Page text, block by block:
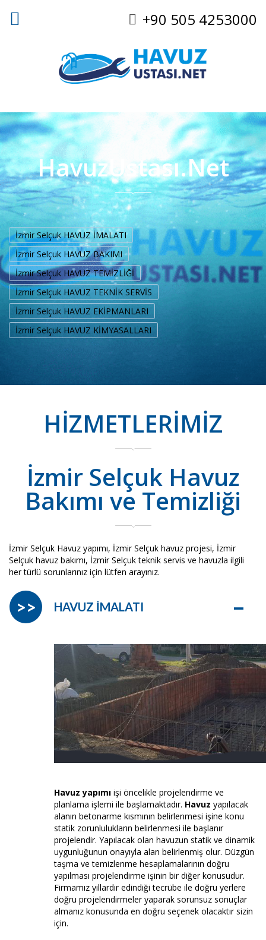
+90 505 4253000
HavuzUstası.Net
İzmir Selçuk HAVUZ İMALATI
İzmir Selçuk HAVUZ BAKIMI
İzmir Selçuk HAVUZ TEMİZLİĞİ
İzmir Selçuk HAVUZ TEKNİK SERVİS
İzmir Selçuk HAVUZ EKİPMANLARI
İzmir Selçuk HAVUZ KİMYASALLARI
HİZMETLERİMİZ
İzmir Selçuk Havuz
Bakımı ve Temizliği
İzmir Selçuk Havuz yapımı, İzmir Selçuk havuz projesi, İzmir
Selçuk havuz bakımı, İzmir Selçuk teknik servis ve havuzla ilgili
her türlü sorunlarınız için lütfen arayınız.
HAVUZ İMALATI –
>>
Havuz yapımı işi öncelikle projelendirme ve
planlama işlemi ile başlamaktadır. Havuz yapılacak
alanın betonarme kısmının belirlenmesi işine konu
statik zorunlulukların belirlenmesi ile başlanır
projelendir. Yapılacak olan havuzun statik ve dinamik
uygunluğunun onayıyla alan belirlenmiş olur. Düzgün
taşma ve temizlenme hesaplamalarının doğru
yapılması projelendirme işinin bir diğer konusudur.
Firmamız yıllardır edindiği tecrübe ile doğru yerlere
doğru projelendirmeler yaparak sorunsuz sonuçlar
almanız konusunda en doğru seçenek olacaktır sizin
için.